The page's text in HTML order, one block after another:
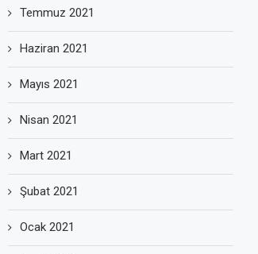
Temmuz 2021
Haziran 2021
Mayıs 2021
Nisan 2021
Mart 2021
Şubat 2021
Ocak 2021